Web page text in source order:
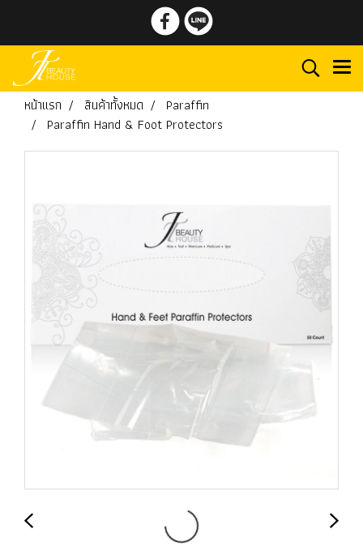
หน้าแรก สินค้าทั้งหมด
Paraffin
Paraffin Hand & Foot Protectors